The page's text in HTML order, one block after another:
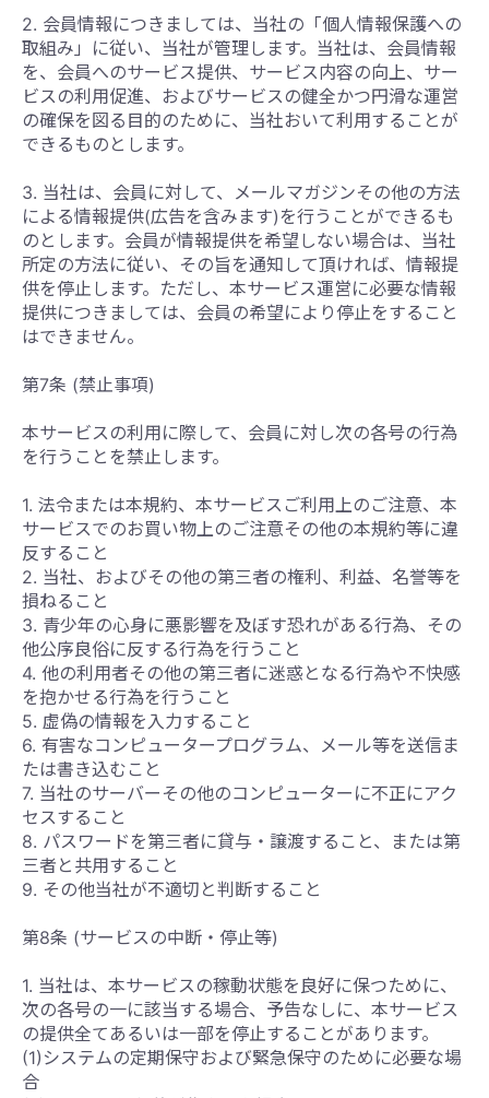
2. 会員情報につきましては、当社の「個人情報保護への
取組み」に従い、当社が管理します。当社は、会員情報
を、会員へのサービス提供、サービス内容の向上、サー
ビスの利用促進、およびサービスの健全かつ円滑な運営
の確保を図る目的のために、当社おいて利用することが
できるものとします。
3. 当社は、会員に対して、メールマガジンその他の方法
による情報提供(広告を含みます)を行うことができるも
のとします。会員が情報提供を希望しない場合は、当社
所定の方法に従い、その旨を通知して頂ければ、情報提
供を停止します。ただし、本サービス運営に必要な情報
提供につきましては、会員の希望により停止をすること
はできません。
第7条 (禁止事項)
本サービスの利用に際して、会員に対し次の各号の行為
を行うことを禁止します。
1. 法令または本規約、本サービスご利用上のご注意、本
サービスでのお買い物上のご注意その他の本規約等に違
反すること
2. 当社、およびその他の第三者の権利、利益、名誉等を
損ねること
3. 青少年の心身に悪影響を及ぼす恐れがある行為、その
他公序良俗に反する行為を行うこと
4. 他の利用者その他の第三者に迷惑となる行為や不快感
を抱かせる行為を行うこと
5. 虚偽の情報を入力すること
6. 有害なコンピュータープログラム、メール等を送信ま
たは書き込むこと
7. 当社のサーバーその他のコンピューターに不正にアク
セスすること
8. パスワードを第三者に貸与・譲渡すること、または第
三者と共用すること
9. その他当社が不適切と判断すること
第8条 (サービスの中断・停止等)
1. 当社は、本サービスの稼動状態を良好に保つために、
次の各号の一に該当する場合、予告なしに、本サービス
の提供全てあるいは一部を停止することがあります。
(1)システムの定期保守および緊急保守のために必要な場
合